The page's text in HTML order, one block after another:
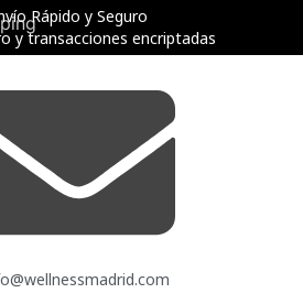
Rápido y Seguro
y transacciones encriptadas